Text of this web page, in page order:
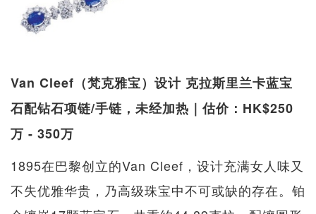
Van Cleef（梵克雅宝）设计 克拉斯里兰卡蓝宝
石配钻石项链/手链，未经加热｜估价：HK$250
万 - 350万
1895在巴黎创立的Van Cleef，设计充满女人味又
不失优雅华贵，乃高级珠宝中不可或缺的存在。铂